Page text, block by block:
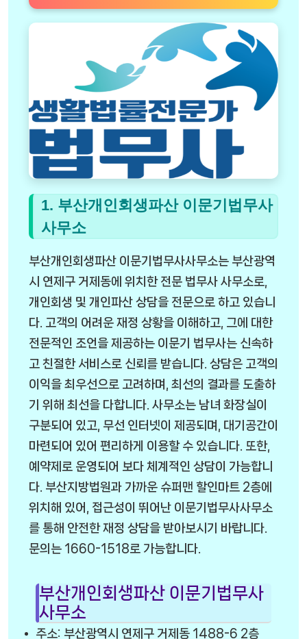
1. 부산개인회생파산 이문기법무사
사무소
부산개인회생파산 이문기법무사사무소는 부산광역
시 연제구 거제동에 위치한 전문 법무사 사무소로,
개인회생 및 개인파산 상담을 전문으로 하고 있습니
다. 고객의 어려운 재정 상황을 이해하고, 그에 대한
전문적인 조언을 제공하는 이문기 법무사는 신속하
고 친절한 서비스로 신뢰를 받습니다. 상담은 고객의
이익을 최우선으로 고려하며, 최선의 결과를 도출하
기 위해 최선을 다합니다. 사무소는 남녀 화장실이
구분되어 있고, 무선 인터넷이 제공되며, 대기공간이
마련되어 있어 편리하게 이용할 수 있습니다. 또한,
예약제로 운영되어 보다 체계적인 상담이 가능합니
다. 부산지방법원과 가까운 슈퍼맨 할인마트 2층에
위치해 있어, 접근성이 뛰어난 이문기법무사사무소
를 통해 안전한 재정 상담을 받아보시기 바랍니다.
문의는 1660-1518로 가능합니다.
부산개인회생파산 이문기법무사
사무소
주소: 부산광역시 연제구 거제동 1488-6 2층